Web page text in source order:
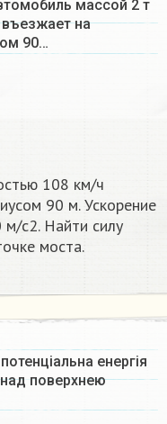
массой 2 т
на
90…
108 км/ч
90 м. Ускорение
м/с2. Найти силу
моста.
енергія
поверхнею